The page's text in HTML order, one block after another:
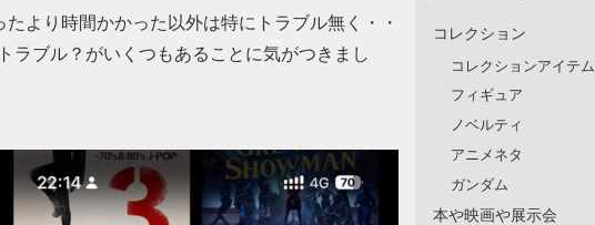
より時間かかった以外は特にトラブル無く・・
ラブル？がいくつもあることに気がつきまし
コレクション
コレクションアイテム
フィギュア
ノベルティ
アニメネタ
ガンダム
本や映画や展示会